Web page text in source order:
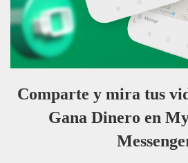
Comparte y mira tus
Gana Dinero en